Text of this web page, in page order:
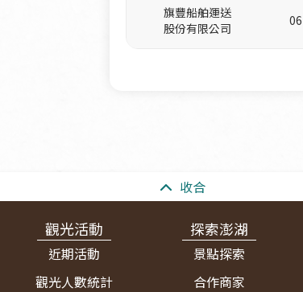
旗豐船舶運送
股份有限公司
收合
觀光活動
近期活動
觀光人數統計
探索澎湖
景點探索
合作商家